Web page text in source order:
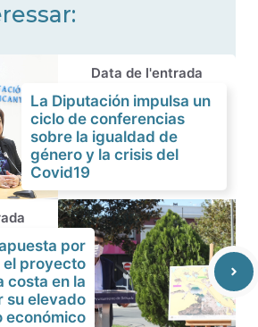
Data de l'entrada
La Diputación impulsa un
ciclo de conferencias
sobre la igualdad de
género y la crisis del
Covid19
por
proyecto
costa en la
su elevado
económico